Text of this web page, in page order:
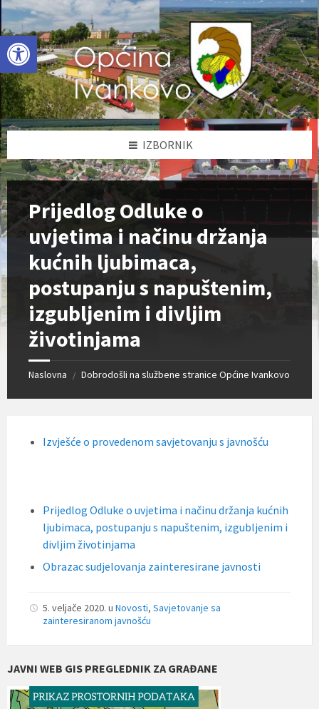
Open toolbar
Skip
to
content
Skip
to
left
sidebar
Skip
to
footer
IZBORNIK
Prijedlog Odluke o
uvjetima i načinu držanja
kućnih ljubimaca,
postupanju s napuštenim,
izgubljenim i divljim
životinjama
Naslovna / Dobrodošli na službene stranice Općine Ivankovo
Izvješće o provedenom savjetovanju s javnošću
Prijedlog Odluke o uvjetima i načinu držanja kućnih
ljubimaca, postupanju s napuštenim, izgubljenim i
divljim životinjama
Obrazac sudjelovanja zainteresirane javnosti
5. veljače 2020. u Novosti, Savjetovanje sa
zainteresiranom javnošću
JAVNI WEB GIS PREGLEDNIK ZA GRAĐANE